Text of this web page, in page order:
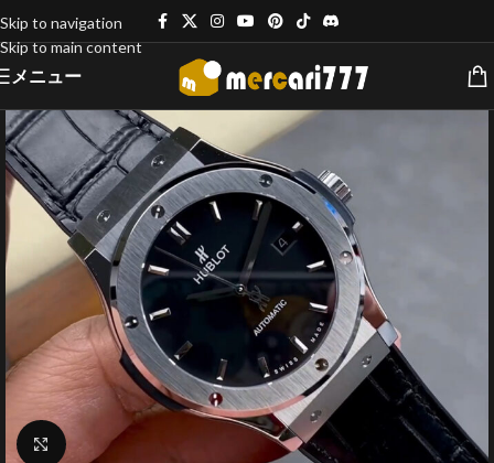
Skip to navigation
Skip to main content
メニュー
クリックで拡大